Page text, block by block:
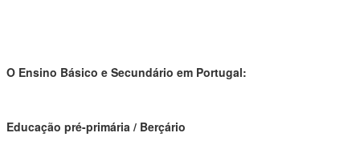
O Ensino Básico e Secundário em Portugal:
Educação pré-primária / Berçário